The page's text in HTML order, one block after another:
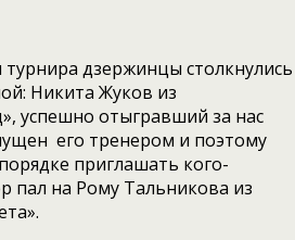
дзержинцы столкнулись
Никита Жуков из
успешно отыгравший за нас
его тренером и поэтому
приглашать кого-
пал на Рому Тальникова из